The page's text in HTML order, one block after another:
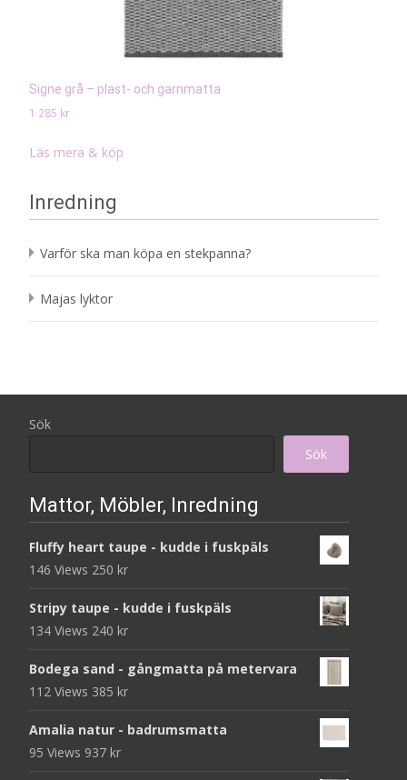
Signe grå – plast- och garnmatta
1 285 kr
Läs mera & köp
Inredning
Varför ska man köpa en stekpanna?
Majas lyktor
Sök
Sök
Mattor, Möbler, Inredning
Fluffy heart taupe - kudde i fuskpäls
146 Views 250 kr
Stripy taupe - kudde i fuskpäls
134 Views 240 kr
Bodega sand - gångmatta på metervara
112 Views 385 kr
Amalia natur - badrumsmatta
95 Views 937 kr